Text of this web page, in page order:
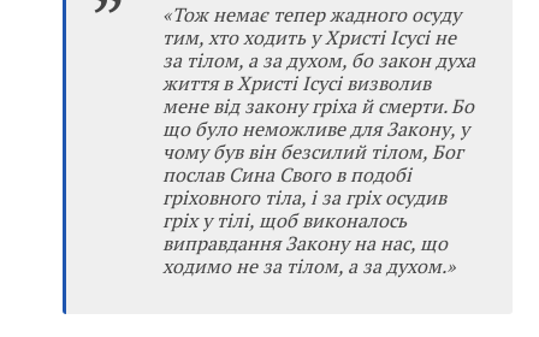
«Тож немає тепер жадного осуду
тим, хто ходить у Христі Ісусі не
за тілом, а за духом, бо закон духа
життя в Христі Ісусі визволив
мене від закону гріха й смерти. Бо
що було неможливе для Закону, у
чому був він безсилий тілом, Бог
послав Сина Свого в подобі
гріховного тіла, і за гріх осудив
гріх у тілі, щоб виконалось
виправдання Закону на нас, що
ходимо не за тілом, а за духом.»